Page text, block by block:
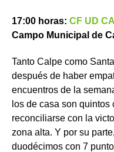
17:00 horas: CF UD
Campo Municipal de
Tanto Calpe como
después de haber
encuentros de la
los de casa son
reconciliarse con la
zona alta. Y por su
duodécimos con 7